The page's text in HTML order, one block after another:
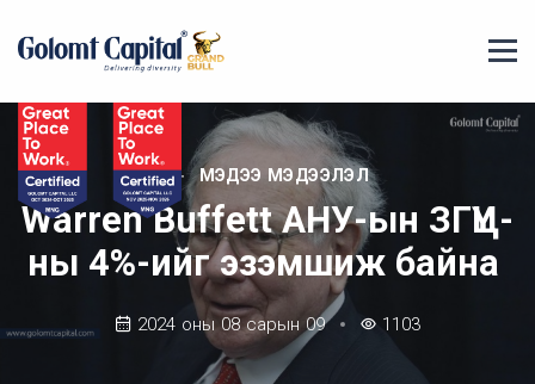
МЭДЭЭ МЭДЭЭЛЭЛ
Warren Buffett АНУ-ын ЗГҮЦ-
ны 4%-ийг эзэмшиж байна
2024 оны 08 сарын 09 1103